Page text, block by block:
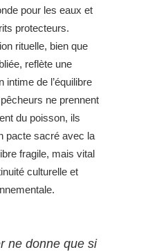
pour les eaux et
protecteurs.
rituelle, bien que
reflète une
intime de l’équilibre
ne prennent
du poisson, ils
pacte sacré avec la
fragile, mais vital
culturelle et
ne donne que si